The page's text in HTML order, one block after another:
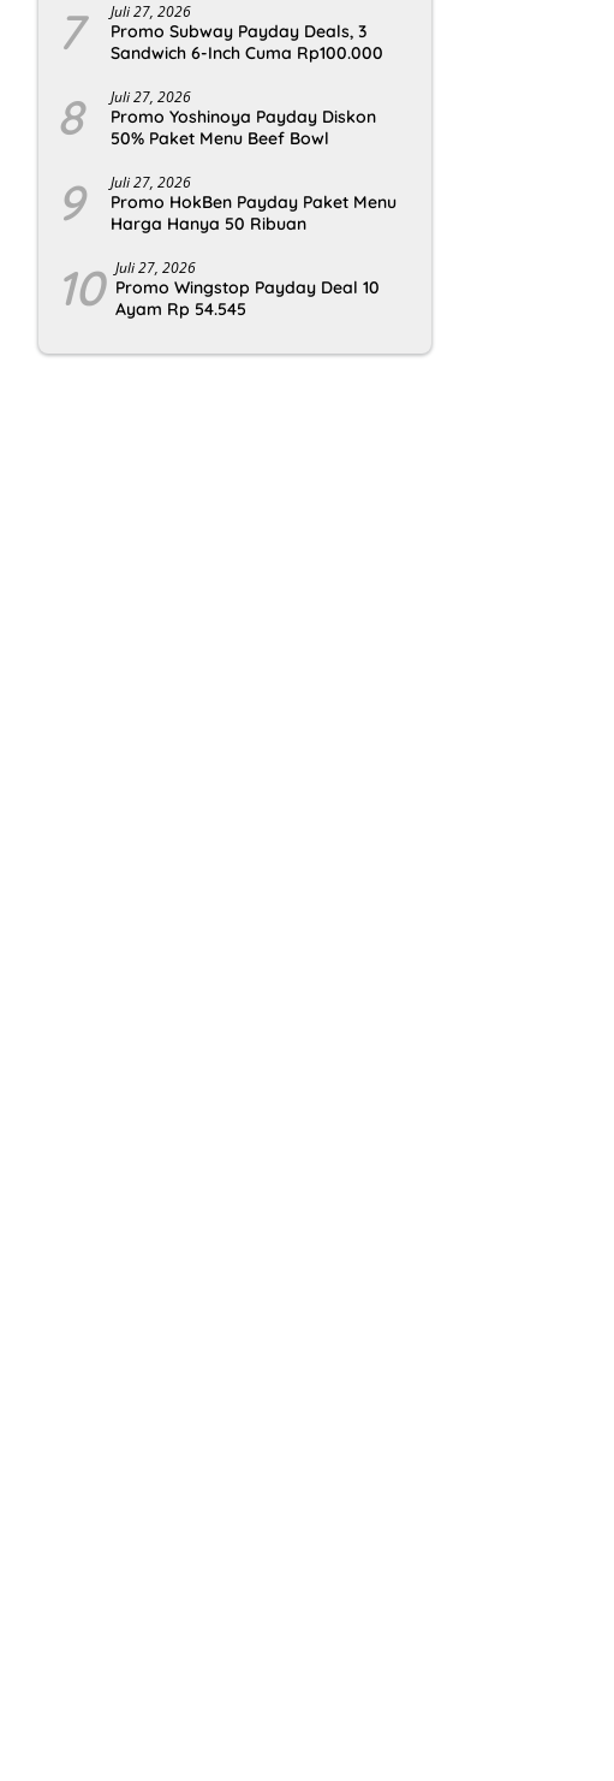
7 Juli 27, 2026
Promo Subway Payday Deals, 3
Sandwich 6-Inch Cuma Rp100.000
8 Juli 27, 2026
Promo Yoshinoya Payday Diskon
50% Paket Menu Beef Bowl
9 Juli 27, 2026
Promo HokBen Payday Paket Menu
Harga Hanya 50 Ribuan
10 Juli 27, 2026
Promo Wingstop Payday Deal 10
Ayam Rp 54.545